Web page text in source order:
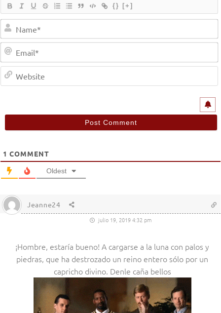
{} [+]
1 COMMENT
Oldest
Jeanne24
julio 19, 2019 4:32 pm
¡Hombre, estaría bueno! A cargarse a la luna con palos y
piedras, que ha destrozado un reino entero sólo por un
capricho divino. Denle caña bellos